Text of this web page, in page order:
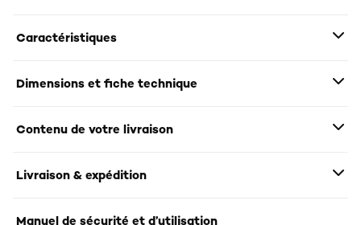
Caractéristiques
Dimensions et fiche technique
Contenu de votre livraison
Livraison & expédition
Manuel de sécurité et d’utilisation